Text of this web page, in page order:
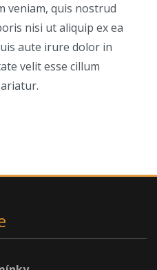
veniam, quis nostrud
nisi ut aliquip ex ea
aute irure dolor in
velit esse cillum